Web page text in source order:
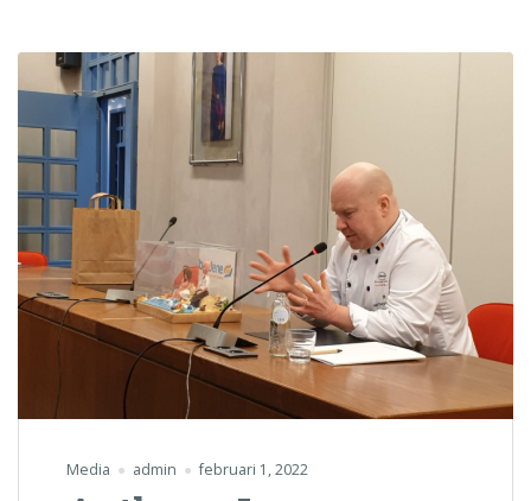
Media admin februari 1, 2022